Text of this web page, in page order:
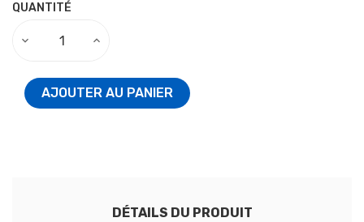
QUANTITÉ
AJOUTER AU PANIER
DÉTAILS DU PRODUIT